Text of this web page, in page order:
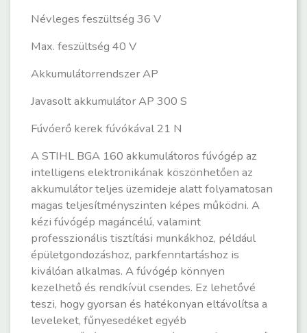
Névleges feszültség 36 V
Max. feszültség 40 V
AkkumulátorrendszerAP
Javasolt akkumulátorAP 300 S
Fúvóerő kerek fúvókával 21 N
A STIHL BGA 160 akkumulátoros fúvógép az
intelligens elektronikának köszönhetően az
akkumulátor teljes üzemideje alatt folyamatosan
magas teljesítményszinten képes működni. A
kézi fúvógép magáncélú, valamint
professzionális tisztítási munkákhoz, például
épületgondozáshoz, parkfenntartáshoz is
kiválóan alkalmas. A fúvógép könnyen
kezelhető és rendkívül csendes. Ez lehetővé
teszi, hogy gyorsan és hatékonyan eltávolítsa a
leveleket, fűnyesedéket egyéb